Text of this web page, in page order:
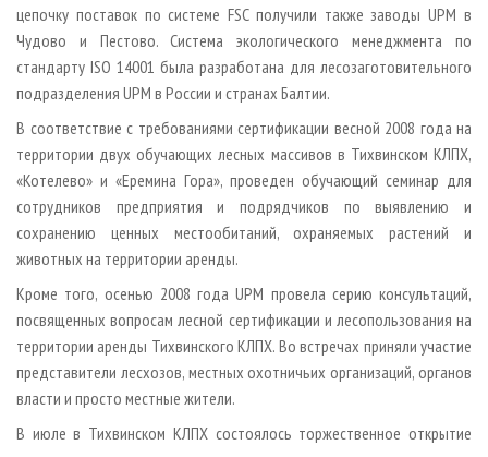
цепочку поставок по системе FSC получили также заводы UPM в
Чудово и Пестово. Система экологического менеджмента по
стандарту ISO 14001 была разработана для лесозаготовительного
подразделения UPM в России и странах Балтии.
В соответствие с требованиями сертификации весной 2008 года на
территории двух обучающих лесных массивов в Тихвинском КЛПХ,
«Котелево» и «Еремина Гора», проведен обучающий семинар для
сотрудников предприятия и подрядчиков по выявлению и
сохранению ценных местообитаний, охраняемых растений и
животных на территории аренды.
Кроме того, осенью 2008 года UPM провела серию консультаций,
посвященных вопросам лесной сертификации и лесопользования на
территории аренды Тихвинского КЛПХ. Во встречах приняли участие
представители лесхозов, местных охотничьих организаций, органов
власти и просто местные жители.
В июле в Тихвинском КЛПХ состоялось торжественное открытие